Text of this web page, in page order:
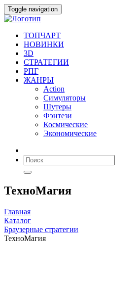
Toggle navigation
ТОПЧАРТ
НОВИНКИ
3D
СТРАТЕГИИ
РПГ
ЖАНРЫ
Action
Симуляторы
Шутеры
Фэнтези
Космические
Экономические
ТехноМагия
Главная
Каталог
Браузерные стратегии
ТехноМагия